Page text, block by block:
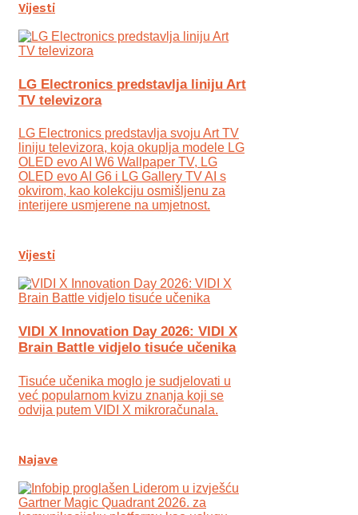
Vijesti
LG Electronics predstavlja liniju Art
TV televizora
LG Electronics predstavlja svoju Art TV
liniju televizora, koja okuplja modele LG
OLED evo AI W6 Wallpaper TV, LG
OLED evo AI G6 i LG Gallery TV AI s
okvirom, kao kolekciju osmišljenu za
interijere usmjerene na umjetnost.
Vijesti
VIDI X Innovation Day 2026: VIDI X
Brain Battle vidjelo tisuće učenika
Tisuće učenika moglo je sudjelovati u
već popularnom kvizu znanja koji se
odvija putem VIDI X mikroračunala.
Najave